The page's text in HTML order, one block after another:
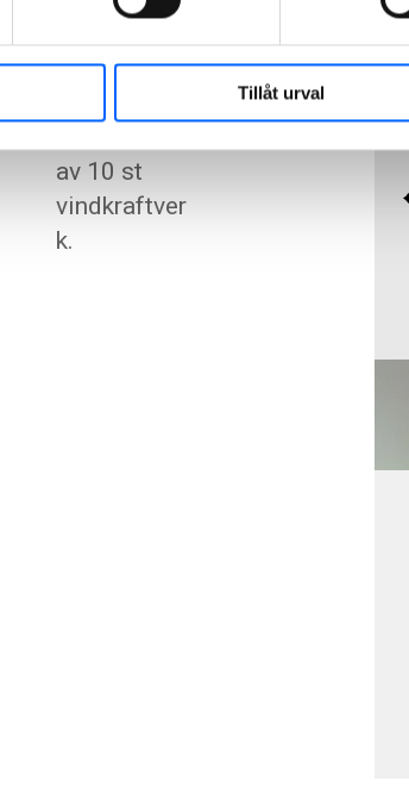
Tillåt urval
tillhörande
av 10 st
vindkraftver
k.